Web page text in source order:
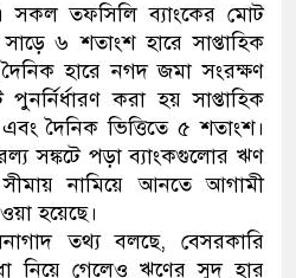
তফসিলি ব্যাংকের মোট
৬ শতাংশ হারে সাপ্তাহিক
হারে নগদ জমা সংরক্ষণ
করা হয় সাপ্তাহিক
দৈনিক ভিত্তিতে ৫ শতাংশ।
সঙ্কটে পড়া ব্যাংকগুলোর ঋণ
নামিয়ে আনতে আগামী
হয়েছে।
তথ্য বলছে, বেসরকারি
নিয়ে গেলেও ঋণের সুদ হার